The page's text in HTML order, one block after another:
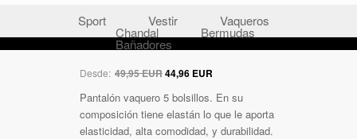
Sport Vestir Vaqueros
Chandal Bermudas
Bañadores
Desde: 49,95 EUR44,96 EUR
Pantalón vaquero 5 bolsillos. En su
composición tiene elastán lo que le aporta
elasticidad, alta comodidad, y durabilidad.